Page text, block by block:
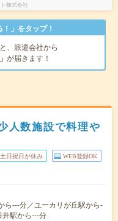
株式会社
」をタップ！
、派遣会社から
が届きます！
人数施設で料理や
土日祝日が休み WEB登録OK
ら---分／ユーカリが丘駅から-
駅から---分